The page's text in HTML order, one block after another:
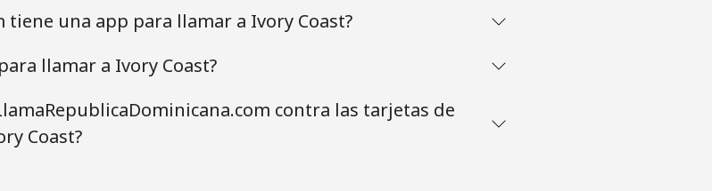
tiene una app para llamar a Ivory Coast?
llamar a Ivory Coast?
contra las tarjetas de
Coast?